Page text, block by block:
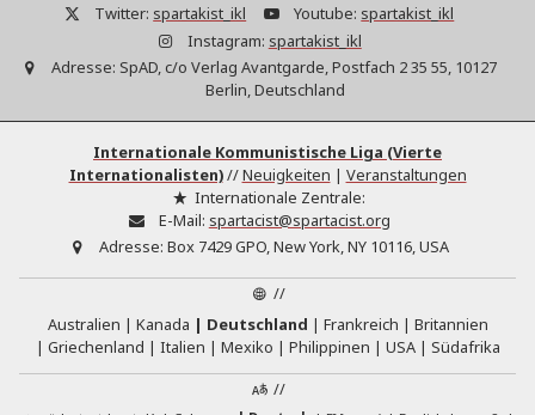
Twitter: spartakist_ikl Youtube: spartakist_ikl
Instagram: spartakist_ikl
Adresse: SpAD, c/o Verlag Avantgarde, Postfach 2 35 55, 10127
Berlin, Deutschland
Internationale Kommunistische Liga (Vierte
Internationalisten)//Neuigkeiten | Veranstaltungen
Internationale Zentrale:
E-Mail: spartacist@spartacist.org
Adresse: Box 7429 GPO, New York, NY 10116, USA
//
Australien
Kanada Deutschland Frankreich
Britannien
Griechenland
Italien Mexiko Philippinen USA
Südafrika
//